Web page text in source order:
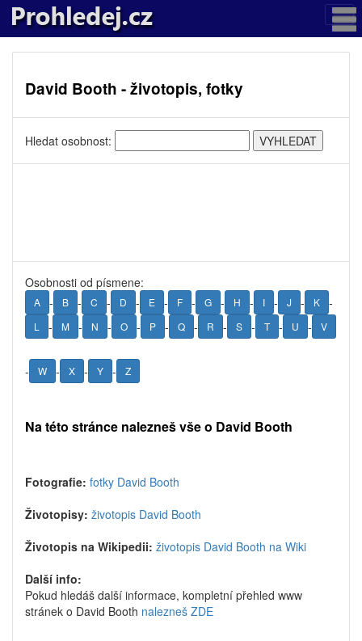
David Booth - životopis, fotky
Hledat osobnost:
Osobnosti od písmene:
A - B - C - D - E - F - G - H - I - J - K -
L - M - N - O - P - Q - R - S - T - U - V
- W - X - Y - Z
Na této stránce nalezneš vše o David Booth
Fotografie: fotky David Booth
Životopisy: životopis David Booth
Životopis na Wikipedii: životopis David Booth na Wiki
Další info:
Pokud hledáš další informace, kompletní přehled www
stránek o David Booth nalezneš ZDE